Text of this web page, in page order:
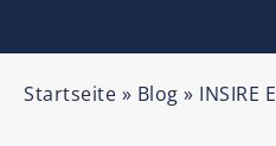
Startseite » Blog » INSIRE